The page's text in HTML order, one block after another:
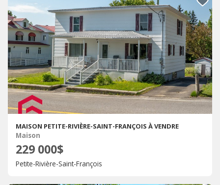
MAISON PETITE-RIVIÈRE-SAINT-FRANÇOIS À VENDRE
Maison
229 000$
Petite-Rivière-Saint-François